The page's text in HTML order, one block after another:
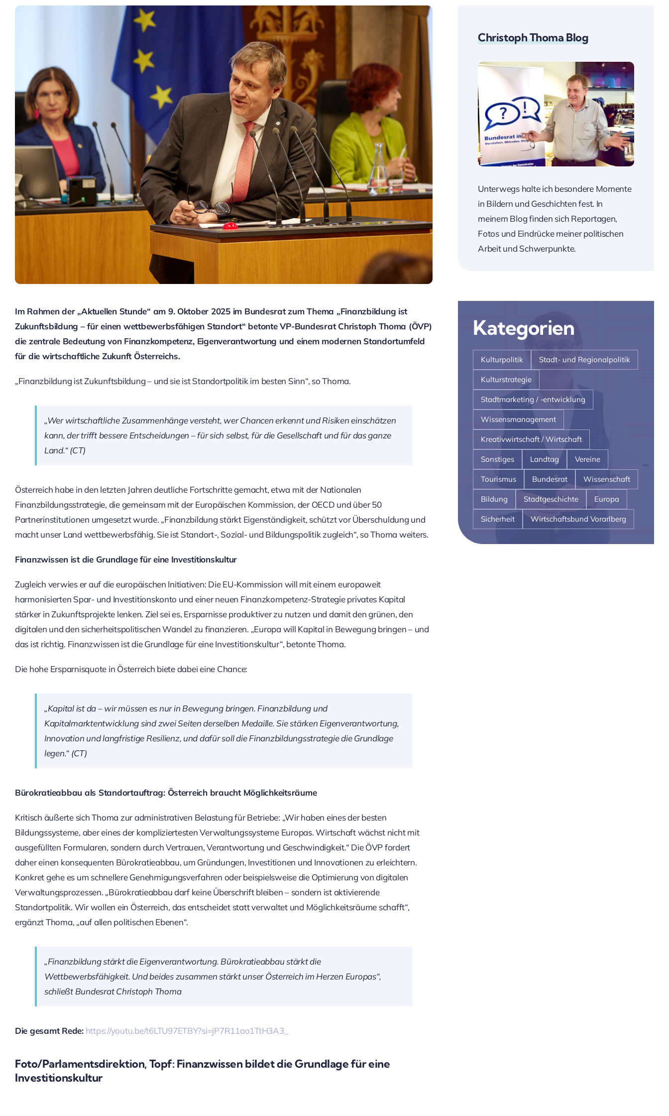
Im Rahmen der „Aktuellen Stunde“ am 9. Oktober 2025 im Bundesrat zum Thema „Finanzbildung ist
Zukunftsbildung – für einen wettbewerbsfähigen Standort“ betonte VP-Bundesrat Christoph Thoma (ÖVP)
die zentrale Bedeutung von Finanzkompetenz, Eigenverantwortung und einem modernen Standortumfeld
für die wirtschaftliche Zukunft Österreichs.
„Finanzbildung ist Zukunftsbildung – und sie ist Standortpolitik im besten Sinn“, so Thoma.
„Wer wirtschaftliche Zusammenhänge versteht, wer Chancen erkennt und Risiken einschätzen
kann, der trifft bessere Entscheidungen – für sich selbst, für die Gesellschaft und für das ganze
Land.“ (CT)
Österreich habe in den letzten Jahren deutliche Fortschritte gemacht, etwa mit der Nationalen
Finanzbildungsstrategie, die gemeinsam mit der Europäischen Kommission, der OECD und über 50
Partnerinstitutionen umgesetzt wurde. „Finanzbildung stärkt Eigenständigkeit, schützt vor Überschuldung und
macht unser Land wettbewerbsfähig. Sie ist Standort-, Sozial- und Bildungspolitik zugleich“, so Thoma weiters.
Finanzwissen ist die Grundlage für eine Investitionskultur
Zugleich verwies er auf die europäischen Initiativen: Die EU-Kommission will mit einem europaweit
harmonisierten Spar- und Investitionskonto und einer neuen Finanzkompetenz-Strategie privates Kapital
stärker in Zukunftsprojekte lenken. Ziel sei es, Ersparnisse produktiver zu nutzen und damit den grünen, den
digitalen und den sicherheitspolitischen Wandel zu finanzieren. „Europa will Kapital in Bewegung bringen – und
das ist richtig. Finanzwissen ist die Grundlage für eine Investitionskultur“, betonte Thoma.
Die hohe Ersparnisquote in Österreich biete dabei eine Chance:
„Kapital ist da – wir müssen es nur in Bewegung bringen. Finanzbildung und
Kapitalmarktentwicklung sind zwei Seiten derselben Medaille. Sie stärken Eigenverantwortung,
Innovation und langfristige Resilienz, und dafür soll die Finanzbildungsstrategie die Grundlage
legen.“ (CT)
Bürokratieabbau als Standortauftrag: Österreich braucht Möglichkeitsräume
Kritisch äußerte sich Thoma zur administrativen Belastung für Betriebe: „Wir haben eines der besten
Bildungssysteme, aber eines der kompliziertesten Verwaltungssysteme Europas. Wirtschaft wächst nicht mit
ausgefüllten Formularen, sondern durch Vertrauen, Verantwortung und Geschwindigkeit.“ Die ÖVP fordert
daher einen konsequenten Bürokratieabbau, um Gründungen, Investitionen und Innovationen zu erleichtern.
Konkret gehe es um schnellere Genehmigungsverfahren oder beispielsweise die Optimierung von digitalen
Verwaltungsprozessen. „Bürokratieabbau darf keine Überschrift bleiben – sondern ist aktivierende
Standortpolitik. Wir wollen ein Österreich, das entscheidet statt verwaltet und Möglichkeitsräume schafft“,
ergänzt Thoma, „auf allen politischen Ebenen“.
„Finanzbildung stärkt die Eigenverantwortung. Bürokratieabbau stärkt die
Wettbewerbsfähigkeit. Und beides zusammen stärkt unser Österreich im Herzen Europas“,
schließt Bundesrat Christoph Thoma
Die gesamt Rede: https://youtu.be/t6LTU97ETBY?si=jP7R11ao1TtH3A3_
Foto/Parlamentsdirektion, Topf: Finanzwissen bildet die Grundlage für eine
Investitionskultur
Christoph Thoma Blog
Unterwegs halte ich besondere Momente
in Bildern und Geschichten fest. In
meinem Blog finden sich Reportagen,
Fotos und Eindrücke meiner politischen
Arbeit und Schwerpunkte.
Kategorien
Kulturpolitik Stadt- und Regionalpolitik
Kulturstrategie
Stadtmarketing / -entwicklung
Wissensmanagement
Kreativwirtschaft / Wirtschaft
Sonstiges Landtag Vereine
Tourismus Bundesrat Wissenschaft
Bildung Stadtgeschichte Europa
Sicherheit Wirtschaftsbund Vorarlberg